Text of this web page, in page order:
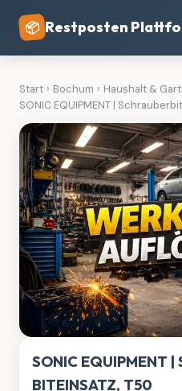
📦 Restposten
Start › Bochum › Haushalt &
SONIC EQUIPMENT |
SONIC EQUIPMENT
BITEINSATZ, T50